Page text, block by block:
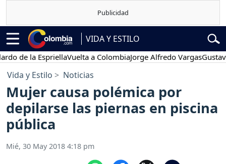
VIDA Y ESTILO
la EspriellaVuelta a ColombiaJorge Alfredo Vargas Gustavo Petro
Vida y Estilo Noticias
Mujer causa polémica por
depilarse las piernas en piscina
pública
Mié, 30 May 2018 4:18 pm